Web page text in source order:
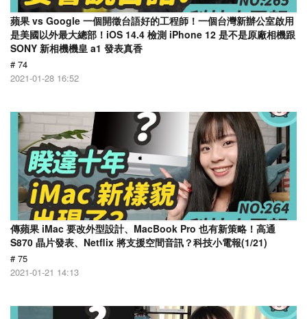
蘋果 vs Google 一個開徵台語好的工程師！一個台灣新辦公室啟用
是美國以外最大總部！iOS 14.4 檢測 iPhone 12 是不是原廠相機跟
SONY 新相機機皇 a1 發表真香
# 74
2021-01-28 16:52
傳蘋果 iMac 要改外型設計、MacBook Pro 也有新策略！高通
S870 晶片發表、Netflix 將支援空間音訊？科技小電報(1/21)
# 75
2021-01-21 14:13